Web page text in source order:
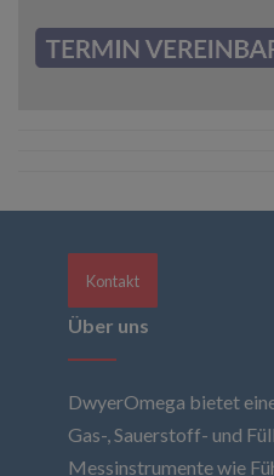
Kontakt
Über uns
DwyerOmega bietet
Gas-, Sauerstoff- und
Messinstrumente wie